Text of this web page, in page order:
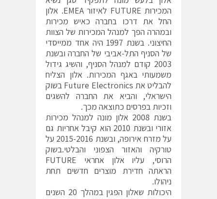
המכירות FUTURE לאיזור EMEA. אלון
החל את דרכו בחברה כאיש מכירות
ובמהרה הפך למנהל המכירות של הצוות
החיצוני. בשנת 1997 היה אחד ממייסדי
של הסניף התל-אביבי של החברה ובשנת
2003 קודם למנהל הסניף, והשיג גידול
משמעותי באגף המכירות. אלון הצליח
להבליט את Future Electronics בשוק
הישראלי, והביא את החברה להשגים
וזכיות בפרסים כתוצאה מכך.
בשנת 2008 אלון מונה למנהל מכירות
אזורי ובשנת 2010 הוא קיבל אחריות גם
על מזרח אירופה, ובשנת 2015-2016 על
טורקיה והאזור הצפוני והבלטי.בשוק
הרוסי, עליו אלון אחראי FUTURE
הראתה חדירת מוצרים חדשים תחת
ניהולו.
היכולות שאלון הפגין במהלך 20 השנים